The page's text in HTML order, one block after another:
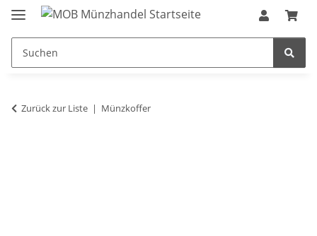
Zurück zur Liste Münzkoffer